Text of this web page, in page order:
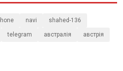
navi shahed-136
telegram австралія австрія